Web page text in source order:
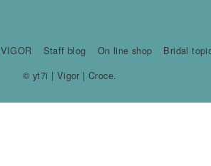
VIGOR Staff blog On line shop
Bridal
© yt7i | Vigor | Croce.